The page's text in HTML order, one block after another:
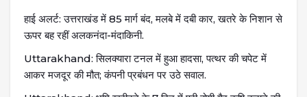
हाई अलर्ट: उत्तराखंड में 85 मार्ग बंद, मलबे में दबी कार, खतरे के निशान से
ऊपर बह रहीं अलकनंदा-मंदाकिनी.
Uttarakhand: सिलक्यारा टनल में हुआ हादसा, पत्थर की चपेट में
आकर मजदूर की मौत; कंपनी प्रबंधन पर उठे सवाल.